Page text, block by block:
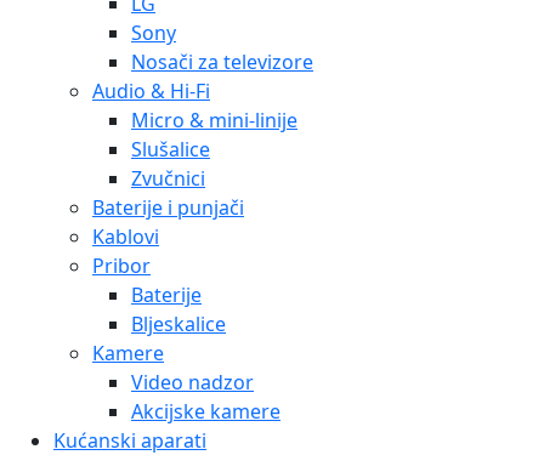
Sony
Nosači za televizore
Audio & Hi-Fi
Micro & mini-linije
Slušalice
Zvučnici
Baterije i punjači
Kablovi
Pribor
Baterije
Bljeskalice
Kamere
Video nadzor
Akcijske kamere
Kućanski aparati